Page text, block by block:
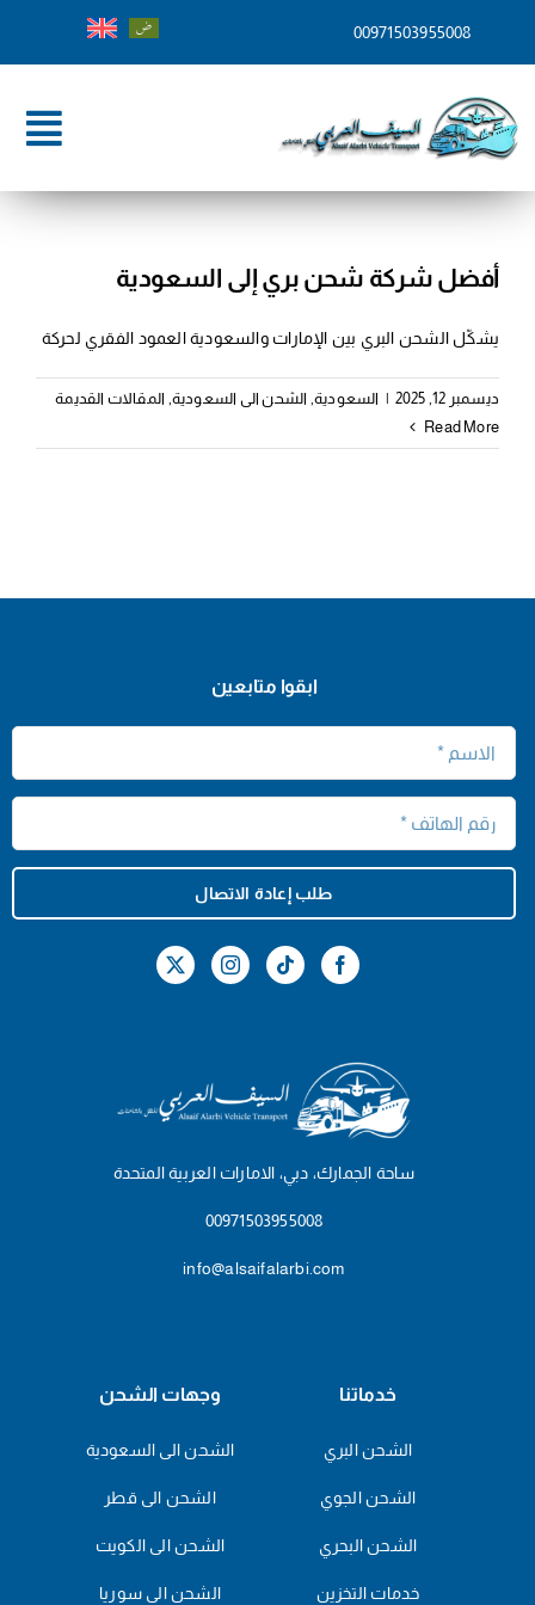
00971503955008
الرئيسية
وجهات الشحن
أفضل شركة شحن بري إلى السعودية
يشكّل الشحن البري بين الإمارات والسعودية العمود الفقري لحركة
ديسمبر 12, 2025 | السعودية الشحن الى السعودية المقالات القديمة
Read More
ساحة الجمارك، دبي، الامارات العربية المتحدة
00971503955008
info@alsaifalarbi.com
خدماتنا
الشحن البري
الشحن الجوي
الشحن البحري
خدمات التخزين
وجهات الشحن
الشحن الى السعودية
الشحن الى قطر
الشحن الى الكويت
الشحن الى سوريا
ابقوا متابعين
طلب إعادة الاتصال